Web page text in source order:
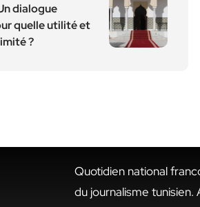
dialogue
quelle utilité et
?
Quotidien national
du journalisme